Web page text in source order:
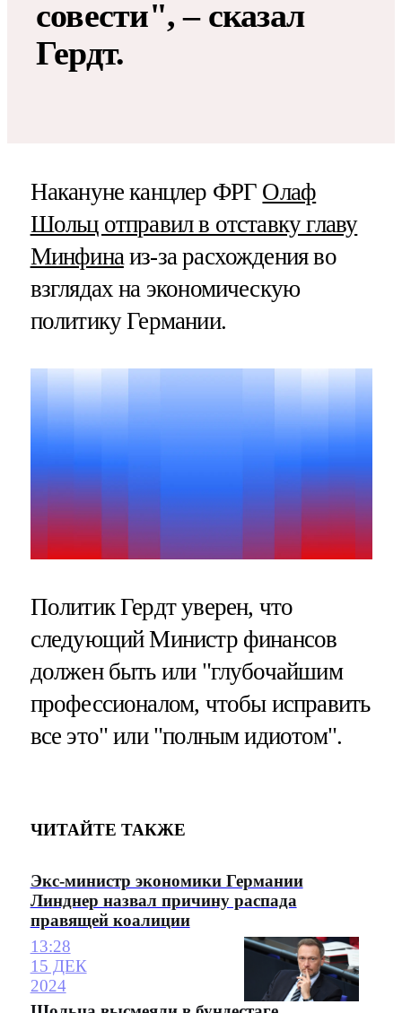
совести", – сказал
Гердт.
Накануне канцлер ФРГ Олаф
Шольц отправил в отставку главу
Минфина из-за расхождения во
взглядах на экономическую
политику Германии.
Политик Гердт уверен, что
следующий Министр финансов
должен быть или "глубочайшим
профессионалом, чтобы исправить
все это" или "полным идиотом".
ЧИТАЙТЕ ТАКЖЕ
Экс-министр экономики Германии
Линднер назвал причину распада
правящей коалиции
13:28
15 ДЕК
2024